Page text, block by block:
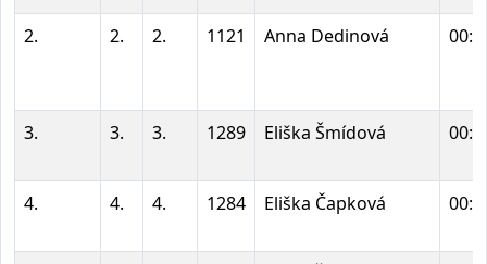
2. 2. 2. 1121 Anna Dedinová
3. 3. 3. 1289 Eliška Šmídová
4. 4. 4. 1284 Eliška Čapková